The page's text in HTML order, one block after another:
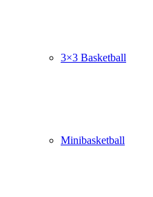
3×3 Basketball
Minibasketball